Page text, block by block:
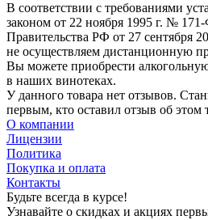
В соответствии с требованиями
законом от 22 ноября 1995 г. №
Правительства РФ от 27 сентября
не осуществляем дистанционную
Вы можете приобрести
в наших винотеках.
У данного товара нет отзывов.
первым, кто оставил отзыв об этом
О компании
Лицензии
Политика
Покупка и оплата
Контакты
Будьте всегда в курсе!
Узнавайте о скидках и акциях